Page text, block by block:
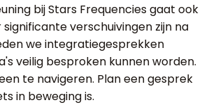
bij Stars Frequencies gaat ook
verschuivingen zijn na
we integratiegesprekken
veilig besproken kunnen worden.
te navigeren. Plan een gesprek
in beweging is.